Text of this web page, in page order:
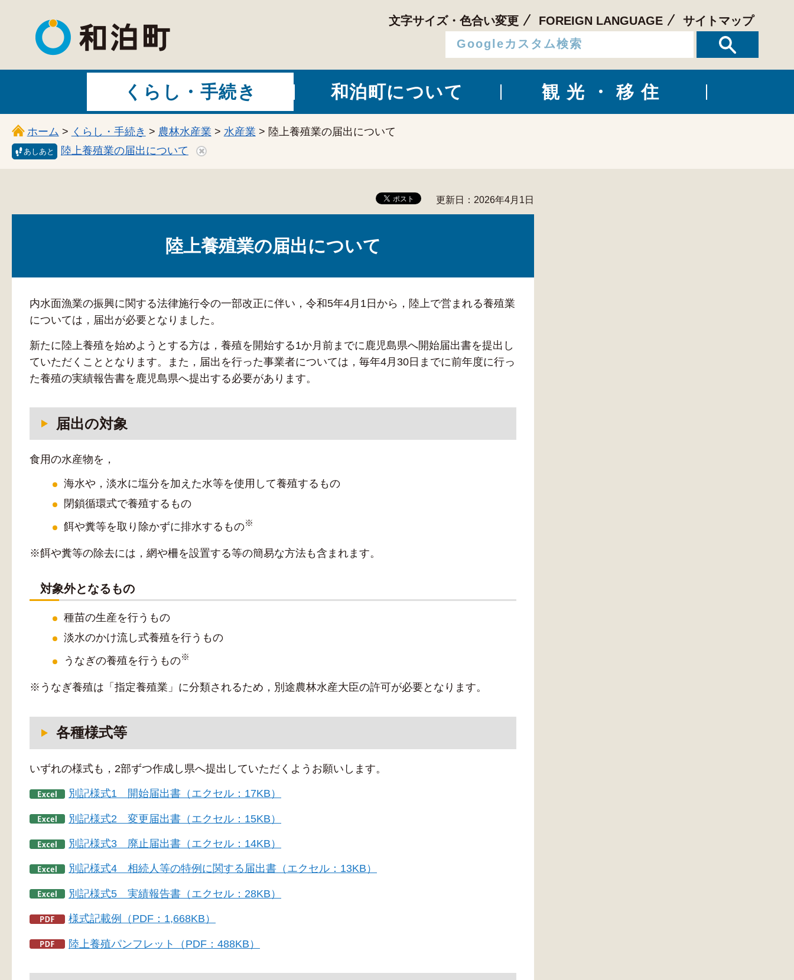
和泊町
文字サイズ・色合い変更 FOREIGN LANGUAGE サイトマップ
くらし・手続き 和泊町について 観光・移住
ホーム > くらし・手続き > 農林水産業 > 水産業 > 陸上養殖業の届出について
あしあと 陸上養殖業の届出について
更新日：2026年4月1日
陸上養殖業の届出について
内水面漁業の振興に関する法律施行令の一部改正に伴い，令和5年4月1日から，陸上で営まれる養殖業
については，届出が必要となりました。
新たに陸上養殖を始めようとする方は，養殖を開始する1か月前までに鹿児島県へ開始届出書を提出し
ていただくこととなります。また，届出を行った事業者については，毎年4月30日までに前年度に行っ
た養殖の実績報告書を鹿児島県へ提出する必要があります。
届出の対象
食用の水産物を，
海水や，淡水に塩分を加えた水等を使用して養殖するもの
閉鎖循環式で養殖するもの
餌や糞等を取り除かずに排水するもの※
※餌や糞等の除去には，網や柵を設置する等の簡易な方法も含まれます。
対象外となるもの
種苗の生産を行うもの
淡水のかけ流し式養殖を行うもの
うなぎの養殖を行うもの※
※うなぎ養殖は「指定養殖業」に分類されるため，別途農林水産大臣の許可が必要となります。
各種様式等
いずれの様式も，2部ずつ作成し県へ提出していただくようお願いします。
別記様式1 開始届出書（エクセル：17KB）
別記様式2 変更届出書（エクセル：15KB）
別記様式3 廃止届出書（エクセル：14KB）
別記様式4 相続人等の特例に関する届出書（エクセル：13KB）
別記様式5 実績報告書（エクセル：28KB）
様式記載例（PDF：1,668KB）
陸上養殖パンフレット（PDF：488KB）